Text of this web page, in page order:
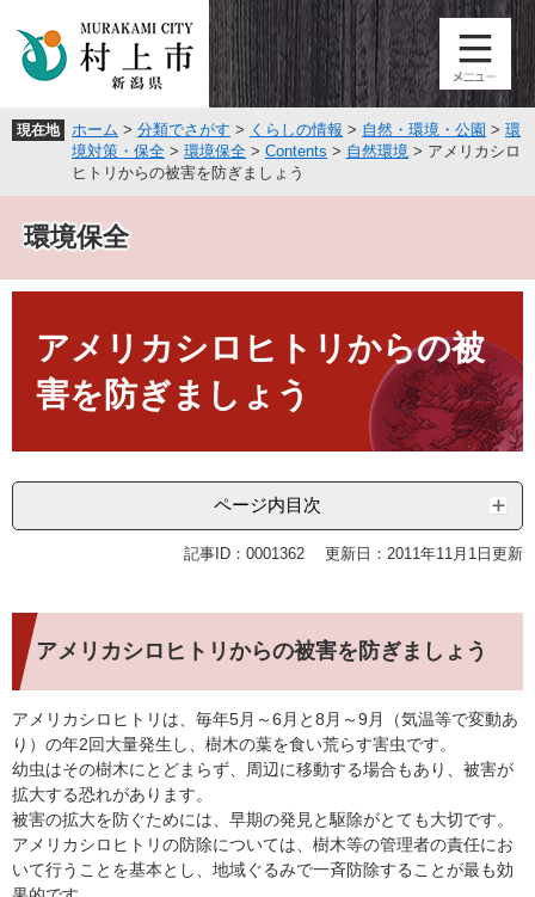
頭
飛
へ
現在地 ホーム > 分類でさがす > くらしの情報 > 自然・環境・公園 > 環
境対策・保全 > 環境保全 > Contents > 自然環境 > アメリカシロ
ヒトリからの被害を防ぎましょう
環境保全
アメリカシロヒトリからの被
害を防ぎましょう
ページ内目次
記事ID：0001362 更新日：2011年11月1日更新
アメリカシロヒトリからの被害を防ぎましょう
アメリカシロヒトリは、毎年5月～6月と8月～9月（気温等で変動あ
り）の年2回大量発生し、樹木の葉を食い荒らす害虫です。
幼虫はその樹木にとどまらず、周辺に移動する場合もあり、被害が
拡大する恐れがあります。
被害の拡大を防ぐためには、早期の発見と駆除がとても大切です。
アメリカシロヒトリの防除については、樹木等の管理者の責任にお
いて行うことを基本とし、地域ぐるみで一斉防除することが最も効